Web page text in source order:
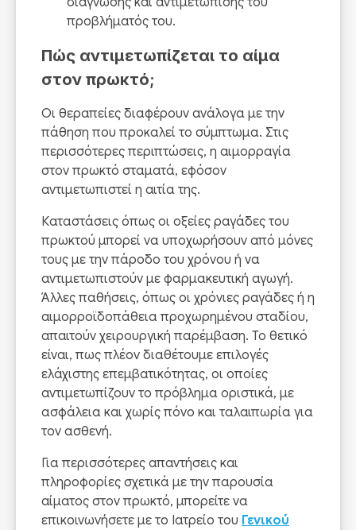
προβλήματός του.
Πώς αντιμετωπίζεται το αίμα
στον πρωκτό;
Οι θεραπείες διαφέρουν ανάλογα με την
πάθηση που προκαλεί το σύμπτωμα. Στις
περισσότερες περιπτώσεις, η αιμορραγία
στον πρωκτό σταματά, εφόσον
αντιμετωπιστεί η αιτία της.
Καταστάσεις όπως οι οξείες ραγάδες του
πρωκτού μπορεί να υποχωρήσουν από μόνες
τους με την πάροδο του χρόνου ή να
αντιμετωπιστούν με φαρμακευτική αγωγή.
Άλλες παθήσεις, όπως οι χρόνιες ραγάδες ή η
αιμορροϊδοπάθεια προχωρημένου σταδίου,
απαιτούν χειρουργική παρέμβαση. Το θετικό
είναι, πως πλέον διαθέτουμε επιλογές
ελάχιστης επεμβατικότητας, οι οποίες
αντιμετωπίζουν το πρόβλημα οριστικά, με
ασφάλεια και χωρίς πόνο και ταλαιπωρία για
τον ασθενή.
Για περισσότερες απαντήσεις και
πληροφορίες σχετικά με την παρουσία
αίματος στον πρωκτό, μπορείτε να
επικοινωνήσετε με το Ιατρείο του Γενικού